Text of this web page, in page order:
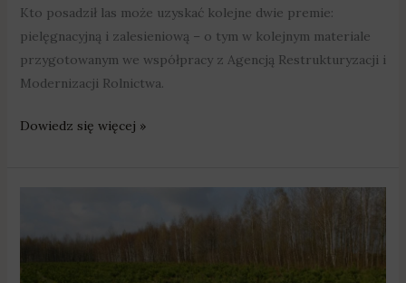
Kto posadził las może uzyskać kolejne dwie premie:
pielęgnacyjną i zalesieniową – o tym w kolejnym materiale
przygotowanym we współpracy z Agencją Restrukturyzacji i
Modernizacji Rolnictwa.
Dowiedz się więcej »
wsparcie